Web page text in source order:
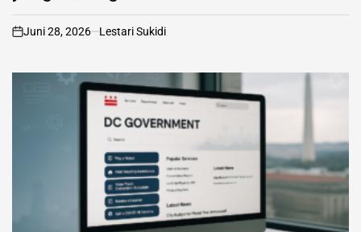
on
Juni 28, 2026 Lestari Sukidi